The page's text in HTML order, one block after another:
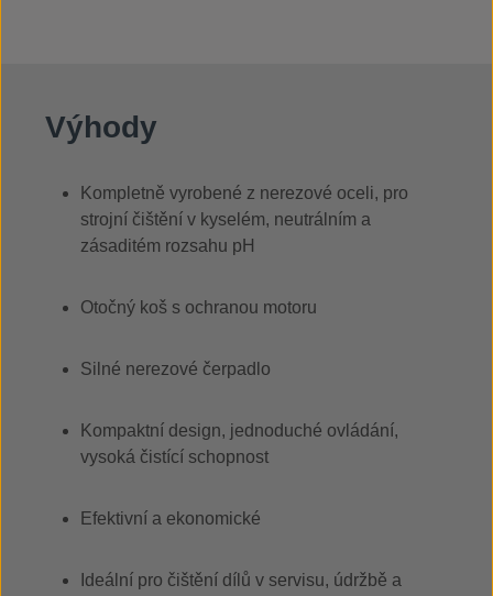
Výhody
Kompletně vyrobené z nerezové oceli, pro
strojní čištění v kyselém, neutrálním a
zásaditém rozsahu pH
Otočný koš s ochranou motoru
Silné nerezové čerpadlo
Kompaktní design, jednoduché ovládání,
vysoká čistící schopnost
Efektivní a ekonomické
Ideální pro čištění dílů v servisu, údržbě a